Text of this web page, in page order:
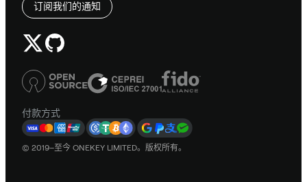
订阅我们的通知
付款方式
© 2019–至今 ONEKEY LIMITED。版权所有。